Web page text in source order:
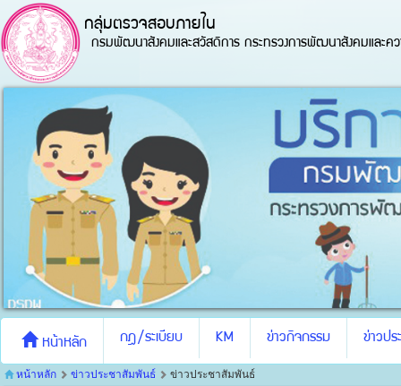
กลุ่มตรวจสอบภายใน
กรมพัฒนาสังคมและสวัสดิการ กระทรวงการพัฒนาสังคมและค
หน้าหลัก กฎ/ระเบียบ KM ข่าวกิจกรรม ข่าวป
หน้าหลัก ข่าวประชาสัมพันธ์ ข่าวประชาสัมพันธ์